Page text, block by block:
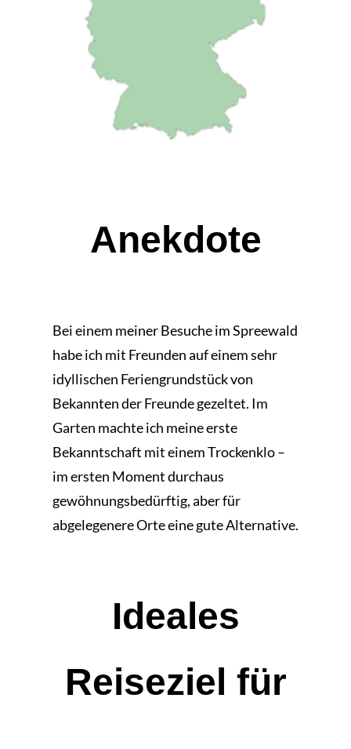
Anekdote
Bei einem meiner Besuche im Spreewald
habe ich mit Freunden auf einem sehr
idyllischen Feriengrundstück von
Bekannten der Freunde gezeltet. Im
Garten machte ich meine erste
Bekanntschaft mit einem Trockenklo –
im ersten Moment durchaus
gewöhnungsbedürftig, aber für
abgelegenere Orte eine gute Alternative.
Ideales
Reiseziel für